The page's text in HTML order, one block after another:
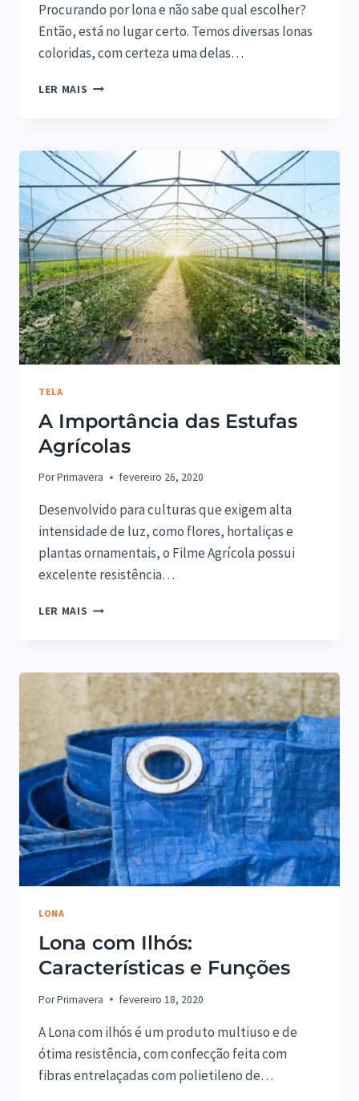
Procurando por lona e não sabe qual escolher?
Então, está no lugar certo. Temos diversas lonas
coloridas, com certeza uma delas…
LER MAIS LONAS
TELA
A Importância das Estufas
Agrícolas
PorPrimavera fevereiro 26, 2020
Desenvolvido para culturas que exigem alta
intensidade de luz, como flores, hortaliças e
plantas ornamentais, o Filme Agrícola possui
excelente resistência…
LER MAIS A
AGRÍCOLAS
LONA
Lona com Ilhós:
Características e Funções
PorPrimavera fevereiro 18, 2020
A Lona com ilhós é um produto multiuso e de
ótima resistência, com confecção feita com
fibras entrelaçadas com polietileno de…